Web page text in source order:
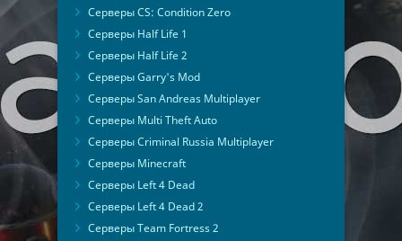
Серверы CS: Condition Zero
Серверы Half Life 1
Серверы Half Life 2
Серверы Garry's Mod
Серверы San Andreas Multiplayer
Серверы Multi Theft Auto
Серверы Criminal Russia Multiplayer
Серверы Minecraft
Серверы Left 4 Dead
Серверы Left 4 Dead 2
Серверы Team Fortress 2